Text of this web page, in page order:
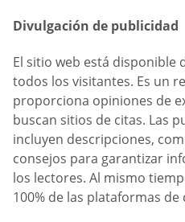
Divulgación de publicidad
El sitio web está disponible
todos los visitantes. Es un
proporciona opiniones de
buscan sitios de citas. Las
incluyen descripciones,
consejos para garantizar
los lectores. Al mismo
100% de las plataformas de